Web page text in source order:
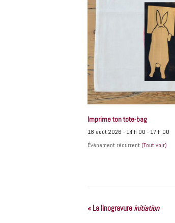
Imprime ton tote-bag
18 août 2026 - 14 h 00 - 17 h 00
Événement récurrent (Tout voir)
N
« La linogravure initiation